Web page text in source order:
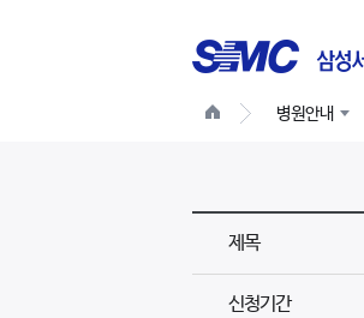
병원안내
제목
신청기간